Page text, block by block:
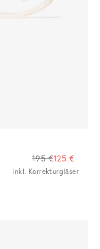
195 €125 €
inkl. Korrekturgläser